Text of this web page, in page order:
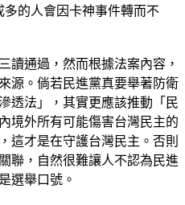
的人會因卡神事件轉而不
讀通過，然而根據法案內容，
源。倘若民進黨真要舉著防衛
透法」，其實更應該推動「民
境外所有可能傷害台灣民主的
這才是在守護台灣民主。否則
聯，自然很難讓人不認為民進
選舉口號。